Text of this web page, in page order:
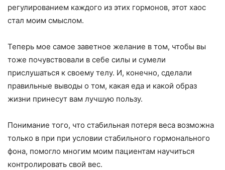
регулированием каждого из этих гормонов, этот хаос
стал моим смыслом.
Теперь мое самое заветное желание в том, чтобы вы
тоже почувствовали в себе силы и сумели
прислушаться к своему телу. И, конечно, сделали
правильные выводы о том, какая еда и какой образ
жизни принесут вам лучшую пользу.
Понимание того, что стабильная потеря веса возможна
только в при при условии стабильного гормонального
фона, помогло многим моим пациентам научиться
контролировать свой вес.